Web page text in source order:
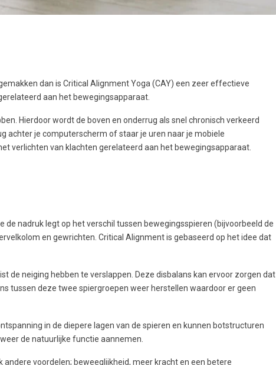
dan is Critical Alignment Yoga (CAY) een zeer effectieve
aan het bewegingsapparaat.
Hierdoor wordt de boven en onderrug als snel chronisch verkeerd
achter je computerscherm of staar je uren naar je mobiele
verlichten van klachten gerelateerd aan het bewegingsapparaat.
nadruk legt op het verschil tussen bewegingsspieren (bijvoorbeeld de
en gewrichten. Critical Alignment is gebaseerd op het idee dat
de neiging hebben te verslappen. Deze disbalans kan ervoor zorgen dat
tussen deze twee spiergroepen weer herstellen waardoor er geen
in de diepere lagen van de spieren en kunnen botstructuren
de natuurlijke functie aannemen.
voordelen; beweeglijkheid, meer kracht en een betere